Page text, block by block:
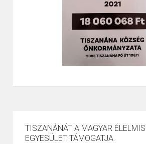
TISZANÁNÁT A MAGYAR
EGYESÜLET TÁMOGATJA.